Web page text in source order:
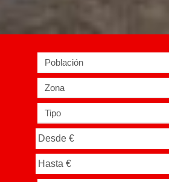
Población
Zona
Tipo